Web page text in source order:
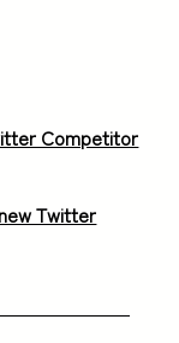
Competitor
Twitter